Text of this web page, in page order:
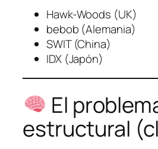
Hawk-Woods (UK)
bebob (Alemania)
SWIT (China)
IDX (Japón)
El
estructural